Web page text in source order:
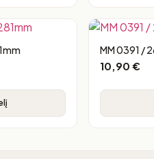
MM 0391 /
10,90 €